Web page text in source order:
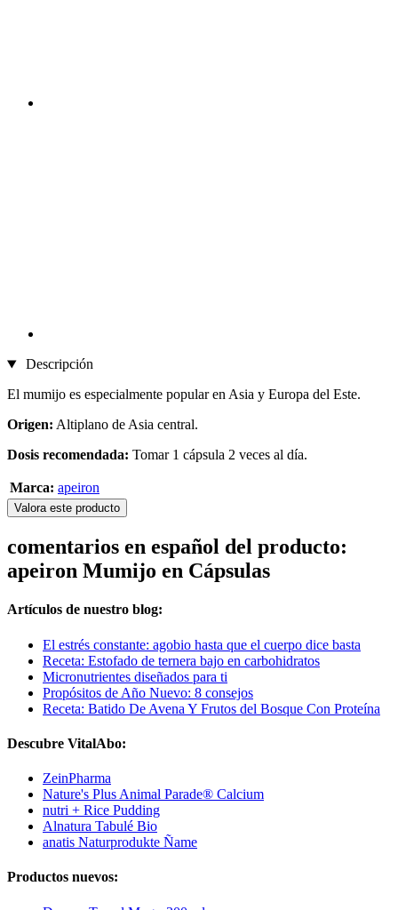
Descripción
El mumijo es especialmente popular en Asia y Europa del Este.
Origen: Altiplano de Asia central.
Dosis recomendada: Tomar 1 cápsula 2 veces al día.
Marca: apeiron
Valora este producto
comentarios en español del producto:
apeiron Mumijo en Cápsulas
Artículos de nuestro blog:
El estrés constante: agobio hasta que el cuerpo dice basta
Receta: Estofado de ternera bajo en carbohidratos
Micronutrientes diseñados para ti
Propósitos de Año Nuevo: 8 consejos
Receta: Batido De Avena Y Frutos del Bosque Con Proteína
Descubre VitalAbo:
ZeinPharma
Nature's Plus Animal Parade® Calcium
nutri + Rice Pudding
Alnatura Tabulé Bio
anatis Naturprodukte Ñame
Productos nuevos: